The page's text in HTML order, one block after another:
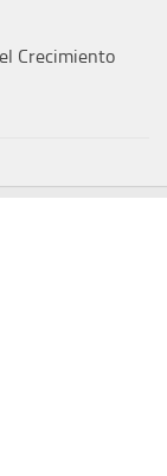
Crecimiento